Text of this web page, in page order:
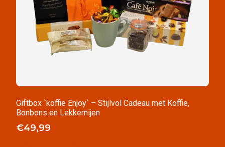
Giftbox `koffie Enjoy` – Stijlvol Cadeau met Koffie,
Bonbons en Lekkernijen
€49,99